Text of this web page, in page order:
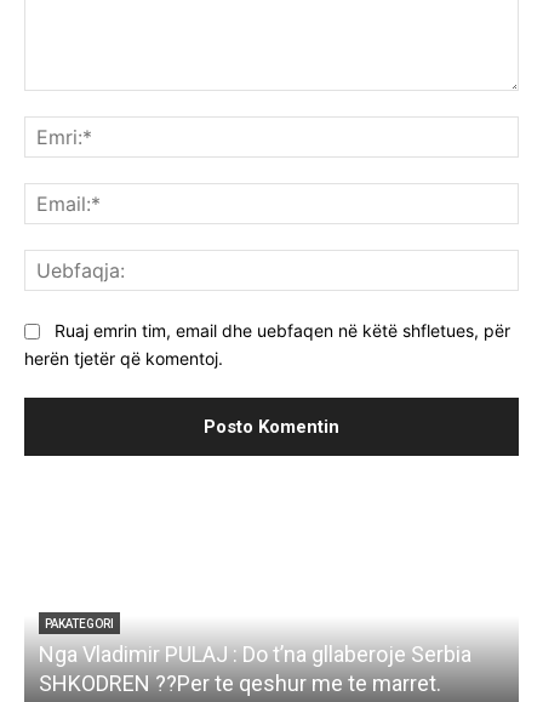
Ruaj emrin tim, email dhe uebfaqen në këtë shfletues, për
herën tjetër që komentoj.
: Do t’na gllaberoje Serbia
te qeshur me te marret.
Marjana KOÇEKU:
leje,psene gjeje Ti qe
kam jete..